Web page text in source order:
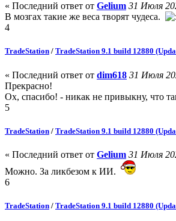
« Последний ответ от Gelium 31 Июля
В мозгах такие же веса творят чудеса.
4
TradeStation / TradeStation 9.1 build 12880
« Последний ответ от dim618 31 Июля
Прекрасно!
Ох, спасибо! - никак не привыкну, что
5
TradeStation / TradeStation 9.1 build 12880
« Последний ответ от Gelium 31 Июля
Можно. За ликбезом к ИИ.
6
TradeStation / TradeStation 9.1 build 12880